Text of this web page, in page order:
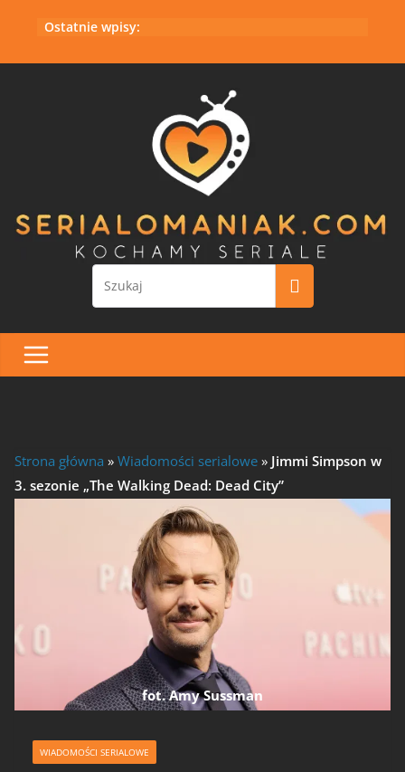
Ostatnie wpisy:
Strona główna » Wiadomości serialowe » Jimmi Simpson w
3. sezonie „The Walking Dead: Dead City”
fot. Amy Sussman
WIADOMOŚCI SERIALOWE